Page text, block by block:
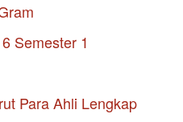
Semester 1
Para Ahli Lengkap